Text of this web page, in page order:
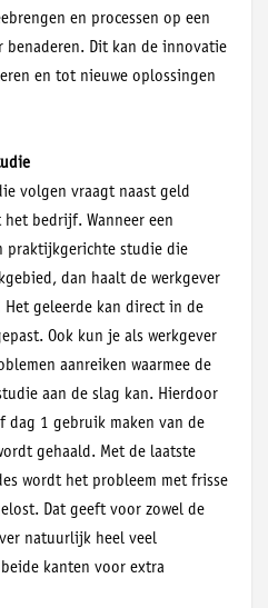
en processen op een
benaderen. Dit kan de innovatie
en tot nieuwe oplossingen
volgen vraagt naast geld
bedrijf. Wanneer een
praktijkgerichte studie die
dan haalt de werkgever
geleerde kan direct in de
Ook kun je als werkgever
aanreiken waarmee de
aan de slag kan. Hierdoor
dag 1 gebruik maken van de
gehaald. Met de laatste
wordt het probleem met frisse
Dat geeft voor zowel de
natuurlijk heel veel
kanten voor extra